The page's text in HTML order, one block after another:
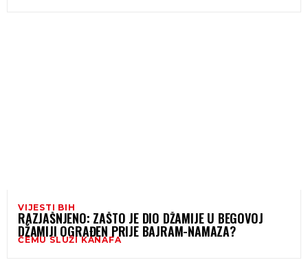
VIJESTI BIH
RAZJAŠNJENO: ZAŠTO JE DIO DŽAMIJE U BEGOVOJ
DŽAMIJI OGRAĐEN PRIJE BAJRAM-NAMAZA?
ČEMU SLUŽI KANAFA